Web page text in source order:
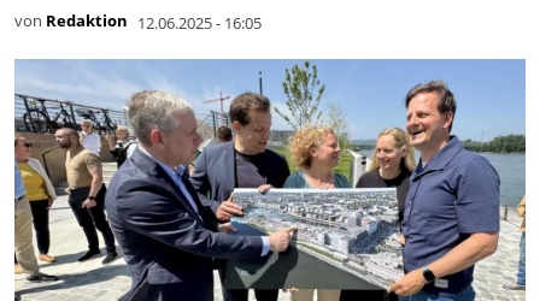
von Redaktion 12.06.2025 - 16:05